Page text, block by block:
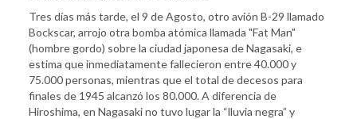
Tres días más tarde, el 9 de Agosto, otro avión B-29 llamado
Bockscar, arrojo otra bomba atómica llamada "Fat Man"
(hombre gordo) sobre la ciudad japonesa de Nagasaki, e
estima que inmediatamente fallecieron entre 40.000 y
75.000 personas, mientras que el total de decesos para
finales de 1945 alcanzó los 80.000. A diferencia de
Hiroshima, en Nagasaki no tuvo lugar la “lluvia negra” y